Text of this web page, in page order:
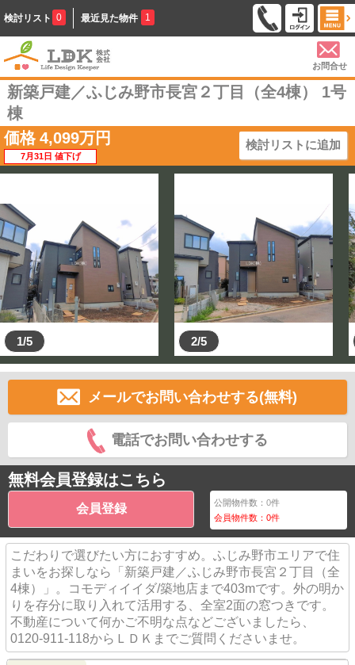
検討リスト 0 最近見た物件 1
お問合せ
新築戸建／ふじみ野市長宮２丁目（全4棟） 1号
棟
価格 4,099万円
7月31日 値下げ
検討リストに追加
1/5 2/5
メールでお問い合わせする(無料)
電話でお問い合わせする
無料会員登録はこちら
会員登録 公開物件数：0件
会員物件数：0件
こだわりで選びたい方におすすめ。ふじみ野市エリアで住
まいをお探しなら「新築戸建／ふじみ野市長宮２丁目（全
4棟）」。コモディイイダ/築地店まで403mです。外の明か
りを存分に取り入れて活用する、全室2面の窓つきです。
不動産について何かご不明な点などございましたら、
0120-911-118からＬＤＫまでご質問くださいませ。